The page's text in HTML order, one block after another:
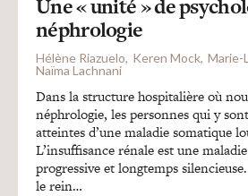
Une « unité » de
néphrologie
Hélène Riazuelo Keren Mock Marie-
Naïma Lachnani
Dans la structure hospitalière où
néphrologie, les personnes qui y
atteintes d’une maladie somatique
L’insuffisance rénale est une
progressive et longtemps
le rein…